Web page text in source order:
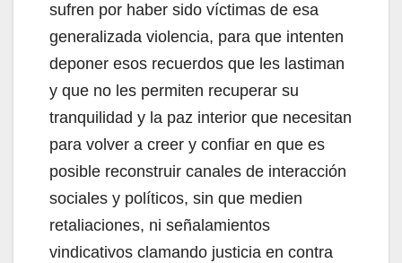
sufren por haber sido víctimas de esa
generalizada violencia, para que intenten
deponer esos recuerdos que les lastiman
y que no les permiten recuperar su
tranquilidad y la paz interior que necesitan
para volver a creer y confiar en que es
posible reconstruir canales de interacción
sociales y políticos, sin que medien
retaliaciones, ni señalamientos
vindicativos clamando justicia en contra